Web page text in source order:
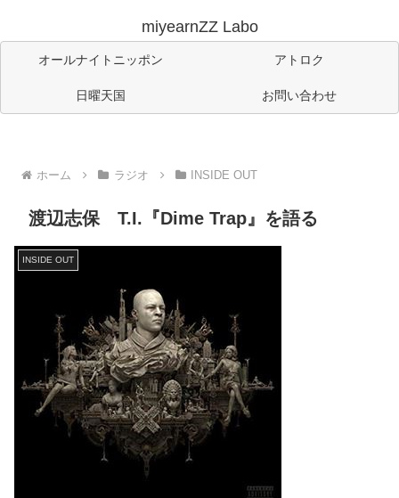
miyearnZZ Labo
オールナイトニッポン アトロク
日曜天国 お問い合わせ
ホーム ラジオ INSIDE OUT
渡辺志保 T.I.『Dime Trap』を語る
INSIDE OUT